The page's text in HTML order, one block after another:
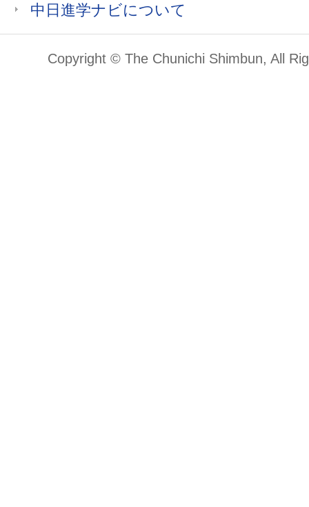
中日進学ナビについて
Copyright © The Chunichi Shimbun, All